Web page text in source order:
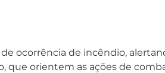
ocorrência de incêndio,
que orientem as ações de